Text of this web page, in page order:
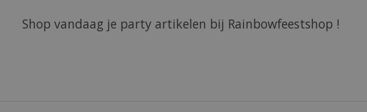
Shop vandaag je party artikelen bij Rainbowfeestshop !